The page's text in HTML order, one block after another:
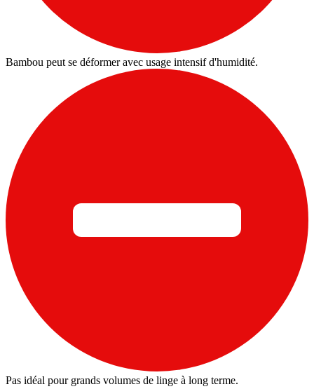
Bambou peut se déformer avec usage intensif d'humidité.
Pas idéal pour grands volumes de linge à long terme.